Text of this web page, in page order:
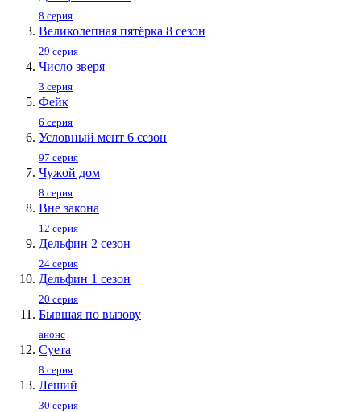
8 серия
Великолепная пятёрка 8 сезон
29 серия
Число зверя
3 серия
Фейк
6 серия
Условный мент 6 сезон
97 серия
Чужой дом
8 серия
Вне закона
12 серия
Дельфин 2 сезон
24 серия
Дельфин 1 сезон
20 серия
Бывшая по вызову
анонс
Суета
8 серия
Леший
30 серия